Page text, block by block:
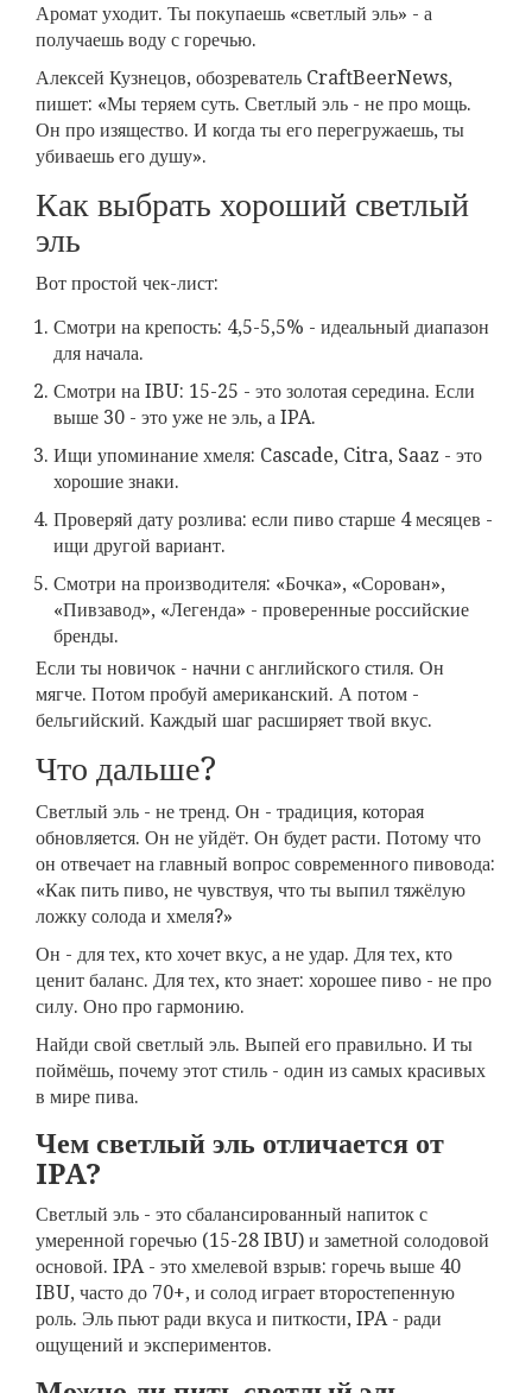
Аромат уходит. Ты покупаешь «светлый эль» - а
получаешь воду с горечью.
Алексей Кузнецов, обозреватель CraftBeerNews,
пишет: «Мы теряем суть. Светлый эль - не про мощь.
Он про изящество. И когда ты его перегружаешь, ты
убиваешь его душу».
Как выбрать хороший светлый
эль
Вот простой чек-лист:
Смотри на крепость: 4,5-5,5% - идеальный диапазон
для начала.
Смотри на IBU: 15-25 - это золотая середина. Если
выше 30 - это уже не эль, а IPA.
Ищи упоминание хмеля: Cascade, Citra, Saaz - это
хорошие знаки.
Проверяй дату розлива: если пиво старше 4 месяцев -
ищи другой вариант.
Смотри на производителя: «Бочка», «Сорован»,
«Пивзавод», «Легенда» - проверенные российские
бренды.
Если ты новичок - начни с английского стиля. Он
мягче. Потом пробуй американский. А потом -
бельгийский. Каждый шаг расширяет твой вкус.
Что дальше?
Светлый эль - не тренд. Он - традиция, которая
обновляется. Он не уйдёт. Он будет расти. Потому что
он отвечает на главный вопрос современного пивовода:
«Как пить пиво, не чувствуя, что ты выпил тяжёлую
ложку солода и хмеля?»
Он - для тех, кто хочет вкус, а не удар. Для тех, кто
ценит баланс. Для тех, кто знает: хорошее пиво - не про
силу. Оно про гармонию.
Найди свой светлый эль. Выпей его правильно. И ты
поймёшь, почему этот стиль - один из самых красивых
в мире пива.
Чем светлый эль отличается от
IPA?
Светлый эль - это сбалансированный напиток с
умеренной горечью (15-28 IBU) и заметной солодовой
основой. IPA - это хмелевой взрыв: горечь выше 40
IBU, часто до 70+, и солод играет второстепенную
роль. Эль пьют ради вкуса и питкости, IPA - ради
ощущений и экспериментов.